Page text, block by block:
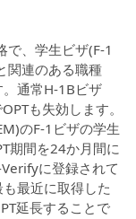
、学生ビザ(F-1
関連のある職種
通常H-1Bビザ
も失効します。
のF-1ビザの学生
期間を24か月間に
に登録されて
最近に取得した
延長することで